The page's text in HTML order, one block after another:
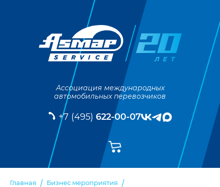
Ассоциация международных
автомобильных перевозчиков
+7 (495) 622-00-07
Главная
Бизнес мероприятия